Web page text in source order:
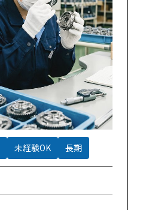
未経験OK 長期